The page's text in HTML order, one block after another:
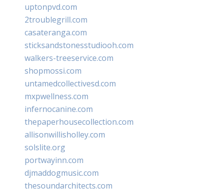
uptonpvd.com
2troublegrill.com
casateranga.com
sticksandstonesstudiooh.com
walkers-treeservice.com
shopmossi.com
untamedcollectivesd.com
mxpwellness.com
infernocanine.com
thepaperhousecollection.com
allisonwillisholley.com
solslite.org
portwayinn.com
djmaddogmusic.com
thesoundarchitects.com